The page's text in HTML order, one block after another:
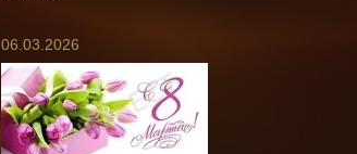
06.03.2026